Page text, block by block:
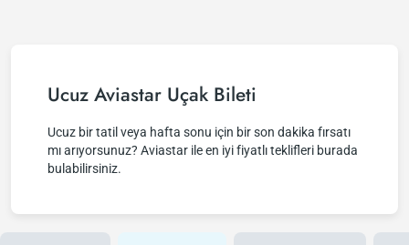
Ucuz Aviastar Uçak Bileti
Ucuz bir tatil veya hafta sonu için bir son dakika fırsatı
mı arıyorsunuz? Aviastar ile en iyi fiyatlı teklifleri burada
bulabilirsiniz.